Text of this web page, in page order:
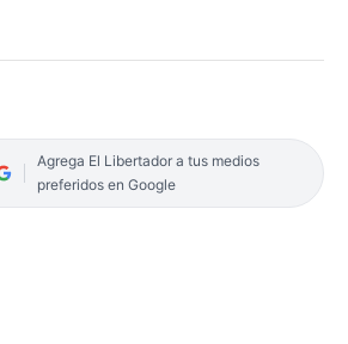
Agrega El Libertador a tus medios
preferidos en Google